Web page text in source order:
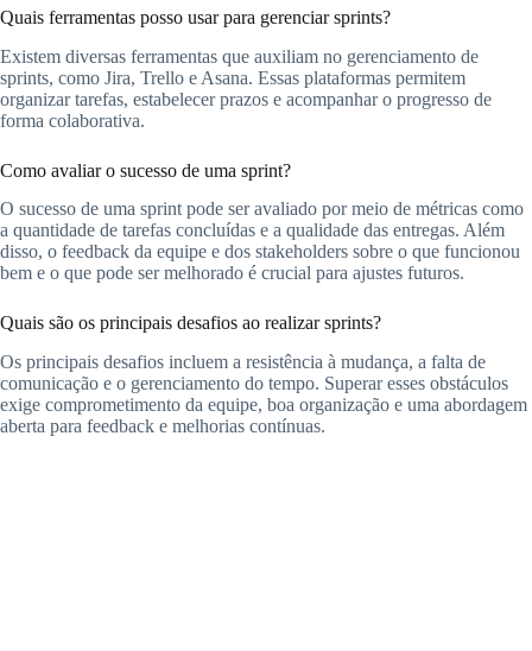
Quais ferramentas posso usar para gerenciar sprints?
Existem diversas ferramentas que auxiliam no gerenciamento de
sprints, como Jira, Trello e Asana. Essas plataformas permitem
organizar tarefas, estabelecer prazos e acompanhar o progresso de
forma colaborativa.
Como avaliar o sucesso de uma sprint?
O sucesso de uma sprint pode ser avaliado por meio de métricas como
a quantidade de tarefas concluídas e a qualidade das entregas. Além
disso, o feedback da equipe e dos stakeholders sobre o que funcionou
bem e o que pode ser melhorado é crucial para ajustes futuros.
Quais são os principais desafios ao realizar sprints?
Os principais desafios incluem a resistência à mudança, a falta de
comunicação e o gerenciamento do tempo. Superar esses obstáculos
exige comprometimento da equipe, boa organização e uma abordagem
aberta para feedback e melhorias contínuas.